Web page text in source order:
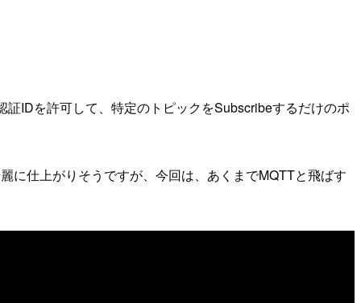
証IDを許可して、特定のトピックをSubscribeするだけのポ
に仕上がりそうですが、今回は、あくまでMQTTと飛ばす